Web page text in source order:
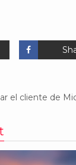
el cliente de